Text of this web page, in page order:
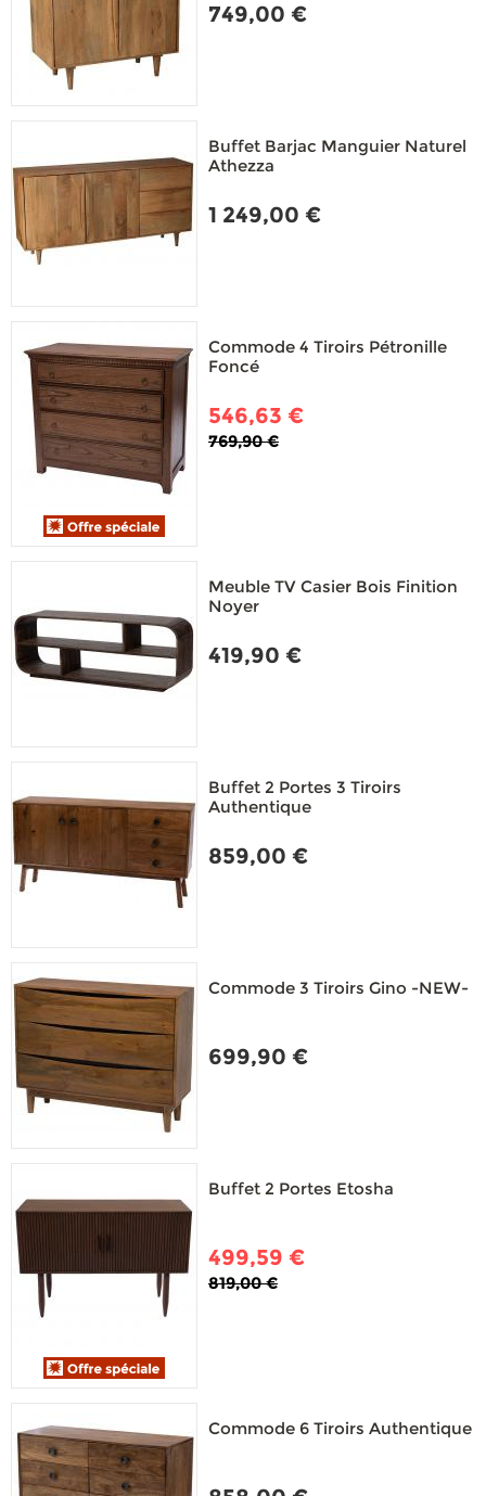
749,00 €
Buffet Barjac Manguier Naturel
Athezza
1 249,00 €
Commode 4 Tiroirs Pétronille
Foncé
546,63 €
769,90 €
Meuble TV Casier Bois Finition
Noyer
419,90 €
Buffet 2 Portes 3 Tiroirs
Authentique
859,00 €
Commode 3 Tiroirs Gino -NEW-
699,90 €
Buffet 2 Portes Etosha
499,59 €
819,00 €
Commode 6 Tiroirs Authentique